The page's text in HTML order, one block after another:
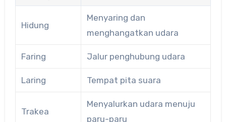
Hidung
Menyaring dan
menghangatkan udara
Faring Jalur penghubung udara
Laring Tempat pita suara
Trakea
Menyalurkan udara menuju
paru-paru